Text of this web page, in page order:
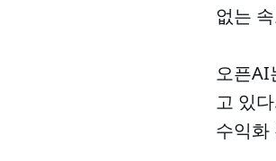
없는
오픈AI
고 있
수익화